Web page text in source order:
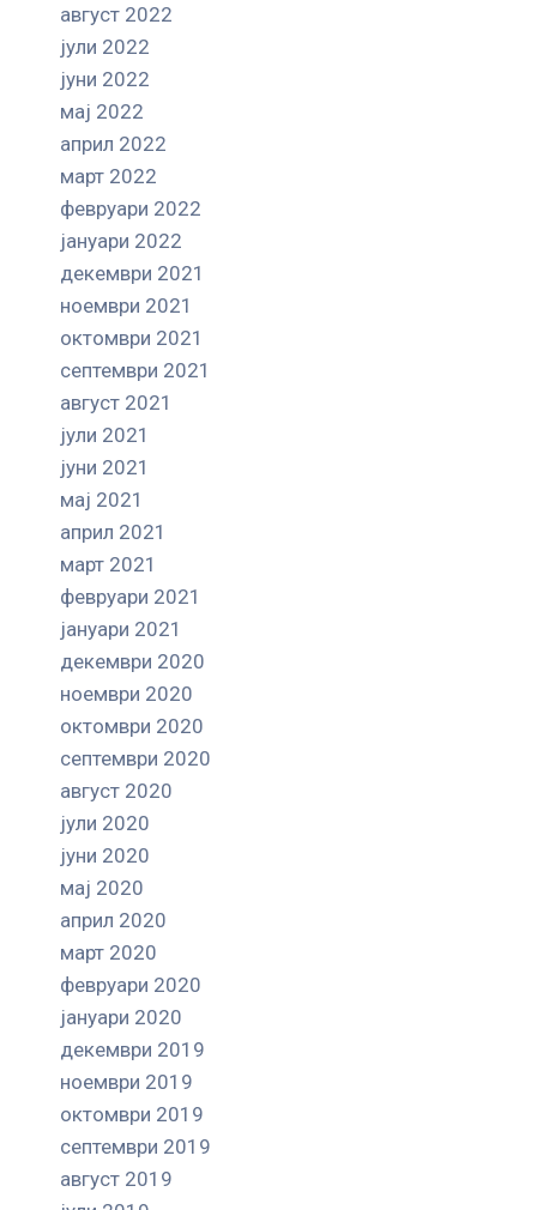
август 2022
јули 2022
јуни 2022
мај 2022
април 2022
март 2022
февруари 2022
јануари 2022
декември 2021
ноември 2021
октомври 2021
септември 2021
август 2021
јули 2021
јуни 2021
мај 2021
април 2021
март 2021
февруари 2021
јануари 2021
декември 2020
ноември 2020
октомври 2020
септември 2020
август 2020
јули 2020
јуни 2020
мај 2020
април 2020
март 2020
февруари 2020
јануари 2020
декември 2019
ноември 2019
октомври 2019
септември 2019
август 2019